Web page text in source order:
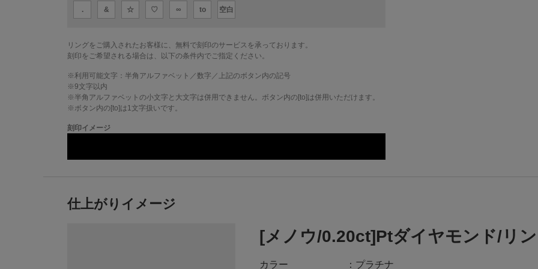
. & ☆ ♡ ∞ to 空白
リングをご購入されたお客様に、無料で刻印のサービスを承っております。
刻印をご希望される場合は、以下の条件内でご指定ください。
※利用可能文字： 半角アルファベット／数字／上記のボタン内の記号
※9文字以内
※半角アルファベットの小文字と大文字は併用できません。ボタン内の[to]は併用いただけます。
※ボタン内の[to]は1文字扱いです。
刻印イメージ
仕上がりイメージ
[メノウ/0.20ct]Ptダイヤモンド/リ
カラー プラチナ